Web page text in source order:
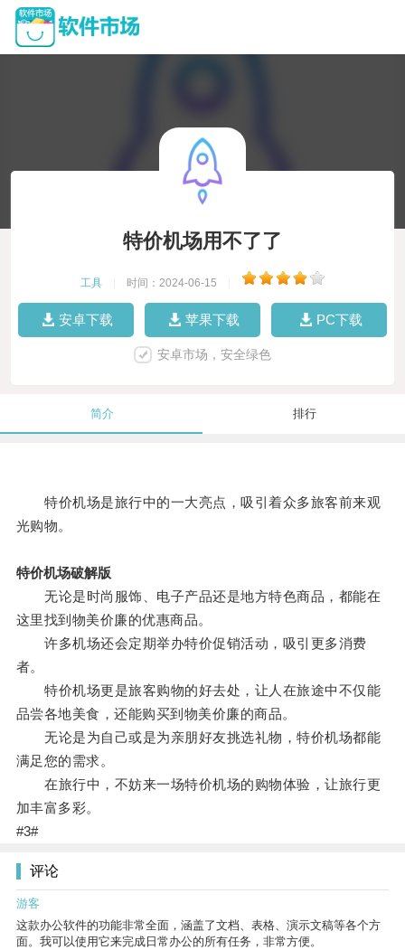
特价机场用不了了
工具 时间：2024-06-15
安卓下载 苹果下载 PC下载
安卓市场，安全绿色
简介 排行
特价机场是旅行中的一大亮点，吸引着众多旅客前来观
光购物。
特价机场破解版
无论是时尚服饰、电子产品还是地方特色商品，都能在
这里找到物美价廉的优惠商品。
许多机场还会定期举办特价促销活动，吸引更多消费
者。
特价机场更是旅客购物的好去处，让人在旅途中不仅能
品尝各地美食，还能购买到物美价廉的商品。
无论是为自己或是为亲朋好友挑选礼物，特价机场都能
满足您的需求。
在旅行中，不妨来一场特价机场的购物体验，让旅行更
加丰富多彩。
#3#
评论
游客
这款办公软件的功能非常全面，涵盖了文档、表格、演示文稿等各个方
面。我可以使用它来完成日常办公的所有任务，非常方便。